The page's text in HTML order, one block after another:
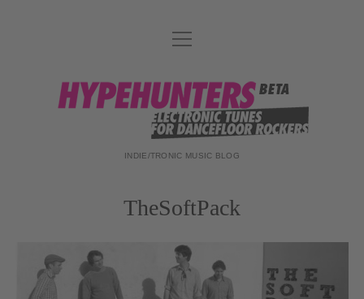
DATENSCHUTZ
DJ-TEAM
ABOUT
Menü
öffnen
hypehunters
INDIE/TRONIC MUSIC BLOG
TheSoftPack